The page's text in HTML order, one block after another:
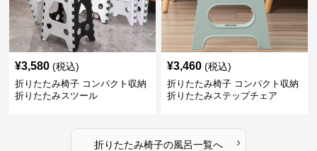
¥3,580 (税込)
折りたたみ椅子 コンパクト収納
折りたたみスツール
¥3,460 (税込)
折りたたみ椅子 コンパクト収納
折りたたみステップチェア
折りたたみ椅子の風呂一覧へ ›